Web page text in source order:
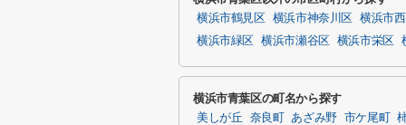
横浜市鶴見区 横浜市神奈川区 横浜市
横浜市緑区
横浜市瀬谷区 横浜市栄区
横浜市青葉区の町名から探す
美しが丘 奈良町 あざみ野 市ケ尾町